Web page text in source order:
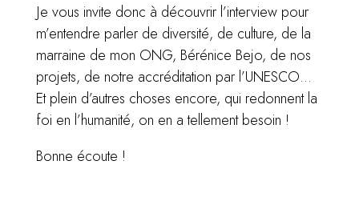
Je vous invite donc à découvrir l’interview pour
m’entendre parler de diversité, de culture, de la
marraine de mon ONG, Bérénice Bejo, de nos
projets, de notre accréditation par l’UNESCO…
Et plein d’autres choses encore, qui redonnent la
foi en l’humanité, on en a tellement besoin !
Bonne écoute !